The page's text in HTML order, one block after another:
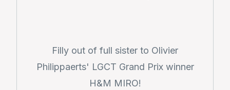
Filly out of full sister to Olivier
Philippaerts' LGCT Grand Prix winner
H&M MIRO!